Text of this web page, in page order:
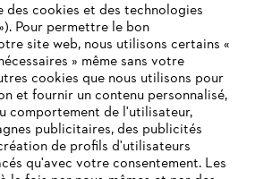
#STIHL
cookies et des technologies
Pour permettre le bon
site web, nous utilisons certains «
» même sans votre
cookies que nous utilisons pour
et fournir un contenu personnalisé,
comportement de l'utilisateur,
publicitaires, des publicités
de profils d'utilisateurs
qu'avec votre consentement. Les